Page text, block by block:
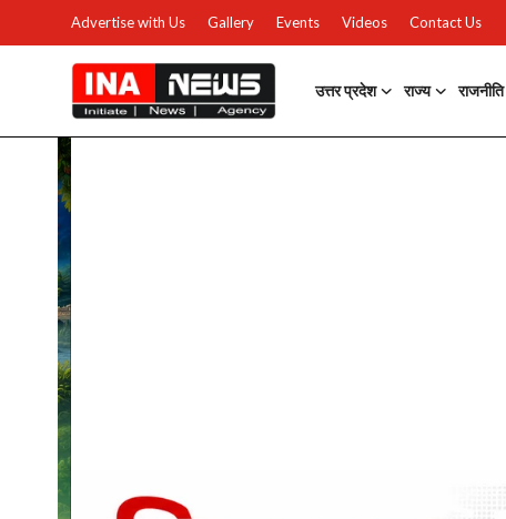
Advertise with Us Gallery Events Videos Contact Us
उत्तर प्रदेश राज्य राजनीति
उत्तर प्रदेश
Advertise with Us
Events
Gallery
राजनीति
Contacts
इतिहास \ साहित्य